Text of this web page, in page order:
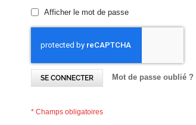
Afficher le mot de passe
SE CONNECTER Mot de passe oublié ?